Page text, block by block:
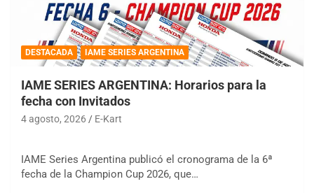
DESTACADA IAME SERIES ARGENTINA
IAME SERIES ARGENTINA: Horarios para la
fecha con Invitados
4 agosto, 2026 E-Kart
IAME Series Argentina publicó el cronograma de la 6ª
fecha de la Champion Cup 2026, que…